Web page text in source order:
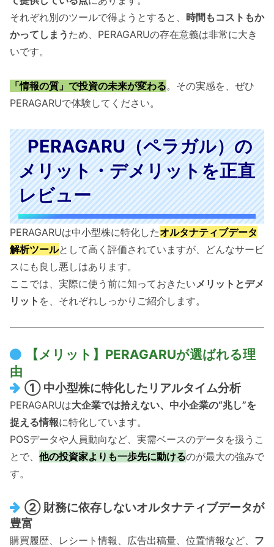
それぞれ別のツールで得ようとすると、 時間もコストもか
かってしまう ため、PERAGARUの存在意義は非常に大き
いです。
「情報の質」で投資の未来が変わる。その実感を、ぜひ
PERAGARUで体験してください。
PERAGARU（ペラガル）の
メリット・デメリットを正直
レビュー
PERAGARUは中小型株に特化したオルタナティブデータ
解析ツールとして高く評価されていますが、どんなサービ
スにも良し悪しはあります。
ここでは、実際に使う前に知っておきたいメリットとデメ
リット を、それぞれしっかりご紹介します。
【メリット】PERAGARUが選ばれる理
由
① 中小型株に特化したリアルタイム分析
PERAGARUは大企業では拾えない、中小企業の“兆し”を
捉える情報に特化しています。
POSデータや人員動向など、実需ベースのデータを扱うこ
とで、 他の投資家よりも一歩先に動けるのが最大の強みで
す。
② 財務に依存しないオルタナティブデータが
豊富
購買履歴、レシート情報、広告出稿量、位置情報など、 フ